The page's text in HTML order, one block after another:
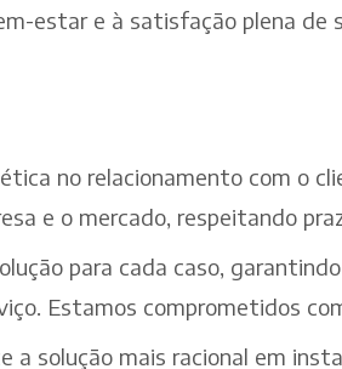
estar e à satisfação plena
no relacionamento com o
e o mercado, respeitando
para cada caso,
Estamos comprometidos
a solução mais racional em